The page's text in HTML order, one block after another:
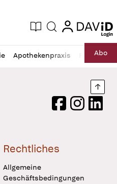
Zeitung
Aktuelle Ausgabe
Suche login
login
Apothekenpraxis RechtAbo
Logo
FacebookInstagram
Rechtliches
Allgemeine
Geschäftsbedingungen